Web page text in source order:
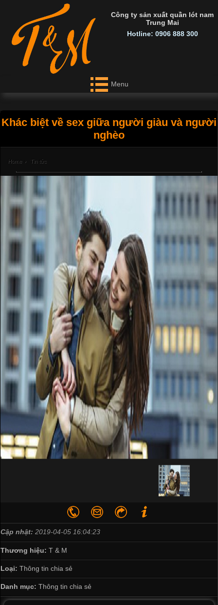
Công ty sản xuất quần lót nam
Trung Mai
Hotline: 0906 888 300
Menu
Khác biệt về sex giữa người giàu và người
nghèo
Home › Tin tức
Cập nhật: 2019-04-05 16:04:23
Thương hiệu: T & M
Loại: Thông tin chia sẻ
Danh mục: Thông tin chia sẻ